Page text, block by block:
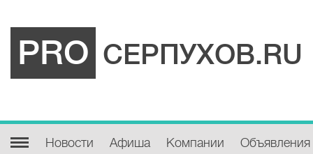
PRO СЕРПУХОВ.RU
Новости Афиша Компании Объявления